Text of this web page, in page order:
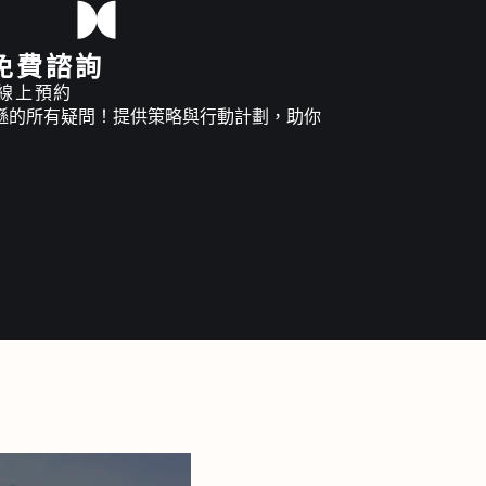
費諮詢
上預約
的所有疑問！提供策略與行動計劃，助你